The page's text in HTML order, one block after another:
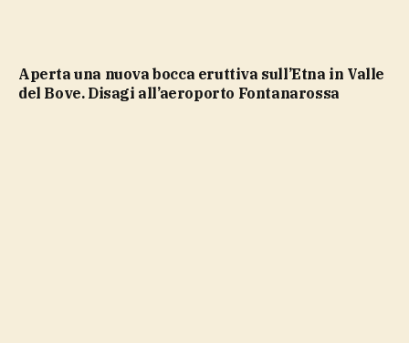
Aperta una nuova bocca eruttiva sull’Etna in Valle
del Bove. Disagi all’aeroporto Fontanarossa